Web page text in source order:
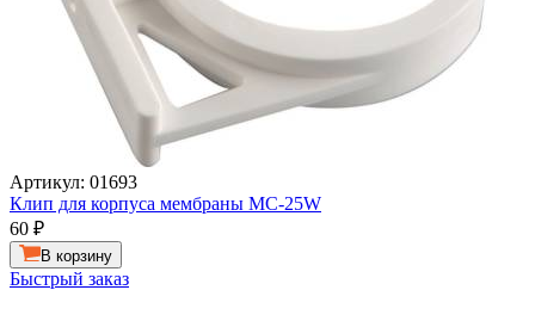
Артикул: 01693
Клип для корпуса мембраны МС-25W
60 ₽
В корзину
Быстрый заказ